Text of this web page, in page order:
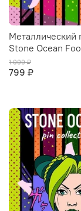
Металлический
Stone Ocean
1 000 ₽
799 ₽